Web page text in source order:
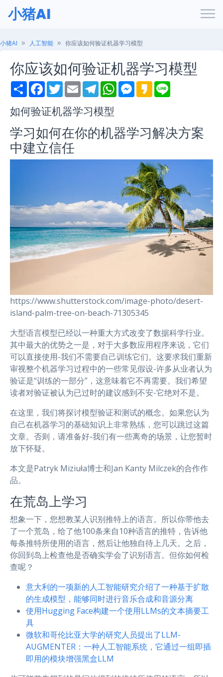
小猪AI
小猪AI 人工智能 你应该如何验证机器学习模型
你应该如何验证机器学习模型
S
h
r
e
F
a
e
b
o
k
T
w
t
t
e
r
E
m
i
l
T
e
e
g
a
m
W
h
A
p
p
M
e
n
g
K
a
如何验证机器学习模型
学习如何在你的机器学习解决方案
中建立信任
https://www.shutterstock.com/image-photo/desert-
island-palm-tree-on-beach-71305345
大型语言模型已经以一种重大方式改变了数据科学行业。
其中最大的优势之一是，对于大多数应用程序来说，它们
可以直接使用-我们不需要自己训练它们。这要求我们重新
审视整个机器学习过程中的一些常见假设-许多从业者认为
验证是“训练的一部分”，这意味着它不再需要。我们希望
读者对验证被认为已过时的建议感到不安-它绝对不是。
在这里，我们将探讨模型验证和测试的概念。如果您认为
自己在机器学习的基础知识上非常熟练，您可以跳过这篇
文章。否则，请准备好-我们有一些离奇的场景，让您暂时
放下怀疑。
本文是Patryk Miziuła博士和Jan Kanty Milczek的合作作
品。
在荒岛上学习
想象一下，您想教某人识别推特上的语言。所以你带他去
了一个荒岛，给了他100条来自10种语言的推特，告诉他
每条推特所使用的语言，然后让他独自待上几天。之后，
你回到岛上检查他是否确实学会了识别语言。但你如何检
查呢？
意大利的一项新的人工智能研究介绍了一种基于扩散
的生成模型，能够同时进行音乐合成和音源分离
使用Hugging Face构建一个使用LLMs的文本摘要工
具
微软和哥伦比亚大学的研究人员提出了LLM-
AUGMENTER：一种人工智能系统，它通过一组即插
即用的模块增强黑盒LLM